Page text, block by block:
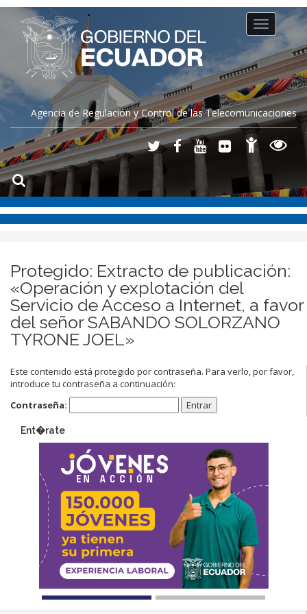
Agencia de Regulación y Control de las Telecomunicaciones
Toggle
navigation
Protegido: Extracto de publicación:
«Operación y explotación del
Servicio de Acceso a Internet, a favor
del señor SABANDO SOLORZANO
TYRONE JOEL»
Este contenido está protegido por contraseña. Para verlo, por favor,
introduce tu contraseña a continuación:
Contraseña:
Ent�rate